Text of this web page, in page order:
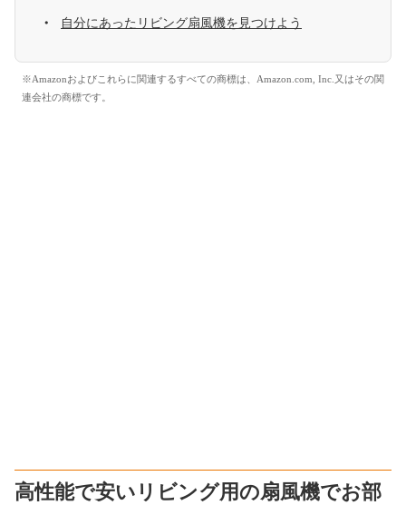
自分にあったリビング扇風機を見つけよう
※Amazonおよびこれらに関連するすべての商標は、Amazon.com, Inc.又はその関
連会社の商標です。
高性能で安いリビング用の扇風機でお部